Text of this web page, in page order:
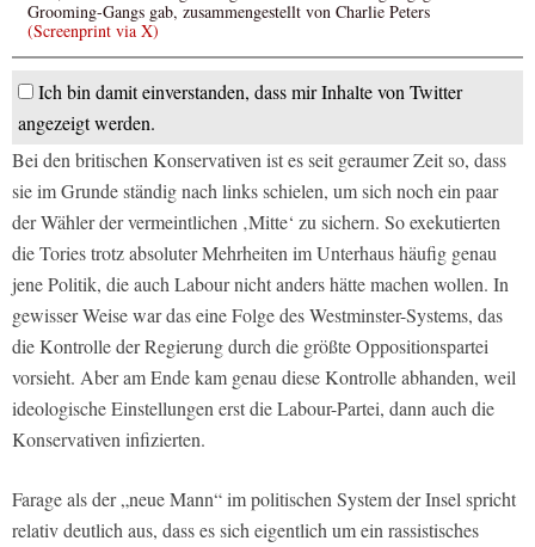
Grooming-Gangs gab, zusammengestellt von Charlie Peters
(Screenprint via X)
Ich bin damit einverstanden, dass mir Inhalte von Twitter
angezeigt werden.
Bei den britischen Konservativen ist es seit geraumer Zeit so, dass
sie im Grunde ständig nach links schielen, um sich noch ein paar
der Wähler der vermeintlichen ‚Mitte‘ zu sichern. So exekutierten
die Tories trotz absoluter Mehrheiten im Unterhaus häufig genau
jene Politik, die auch Labour nicht anders hätte machen wollen. In
gewisser Weise war das eine Folge des Westminster-Systems, das
die Kontrolle der Regierung durch die größte Oppositionspartei
vorsieht. Aber am Ende kam genau diese Kontrolle abhanden, weil
ideologische Einstellungen erst die Labour-Partei, dann auch die
Konservativen infizierten.
Farage als der „neue Mann“ im politischen System der Insel spricht
relativ deutlich aus, dass es sich eigentlich um ein rassistisches